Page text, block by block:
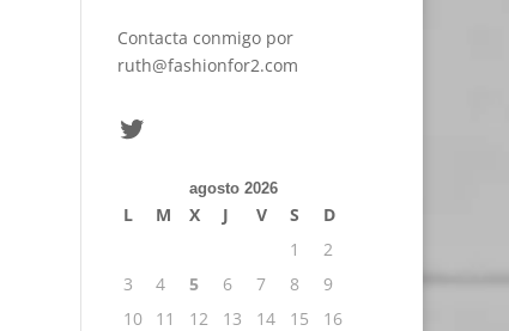
Contacta conmigo por
ruth@fashionfor2.com
Twitter
agosto 2026
L M X J V S
D
1
2
3
4 5 6 7 8
9
10
11 12 13 14 15
16